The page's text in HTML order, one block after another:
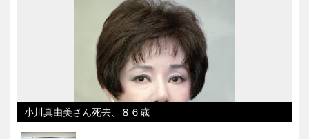
小川真由美さん死去、８６歳